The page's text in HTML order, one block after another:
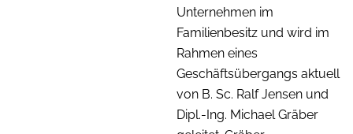
Unternehmen im
Familienbesitz und wird im
Rahmen eines
Geschäftsübergangs aktuell
von B. Sc. Ralf Jensen und
Dipl.-Ing. Michael Gräber